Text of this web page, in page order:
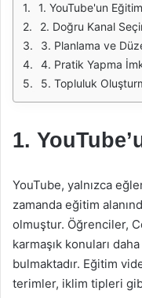
1. YouTube'un
2. Doğru Kanal
3. Planlama ve
4. Pratik Yapma
5. Topluluk
1.
YouTube, yalnızca
zamanda eğitim
olmuştur. Öğrenciler,
karmaşık konuları
bulmaktadır. Eğitim
terimler, iklim tipleri